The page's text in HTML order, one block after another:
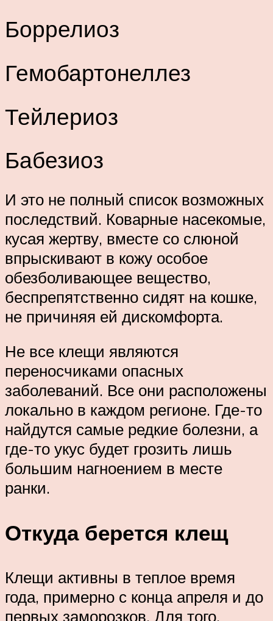
Боррелиоз
Гемобартонеллез
Тейлериоз
Бабезиоз
И это не полный список возможных
последствий. Коварные насекомые,
кусая жертву, вместе со слюной
впрыскивают в кожу особое
обезболивающее вещество,
беспрепятственно сидят на кошке,
не причиняя ей дискомфорта.
Не все клещи являются
переносчиками опасных
заболеваний. Все они расположены
локально в каждом регионе. Где-то
найдутся самые редкие болезни, а
где-то укус будет грозить лишь
большим нагноением в месте
ранки.
Откуда берется клещ
Клещи активны в теплое время
года, примерно с конца апреля и до
первых заморозков. Для того,